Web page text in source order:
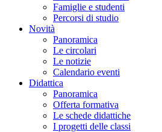
Famiglie e studenti
Percorsi di studio
Novità
Panoramica
Le circolari
Le notizie
Calendario eventi
Didattica
Panoramica
Offerta formativa
Le schede didattiche
I progetti delle classi